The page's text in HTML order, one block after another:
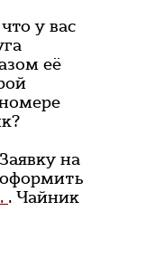
у вас
её
на
. Чайник